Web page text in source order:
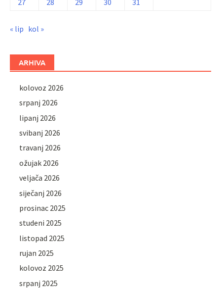
« lip kol »
ARHIVA
kolovoz 2026
srpanj 2026
lipanj 2026
svibanj 2026
travanj 2026
ožujak 2026
veljača 2026
siječanj 2026
prosinac 2025
studeni 2025
listopad 2025
rujan 2025
kolovoz 2025
srpanj 2025